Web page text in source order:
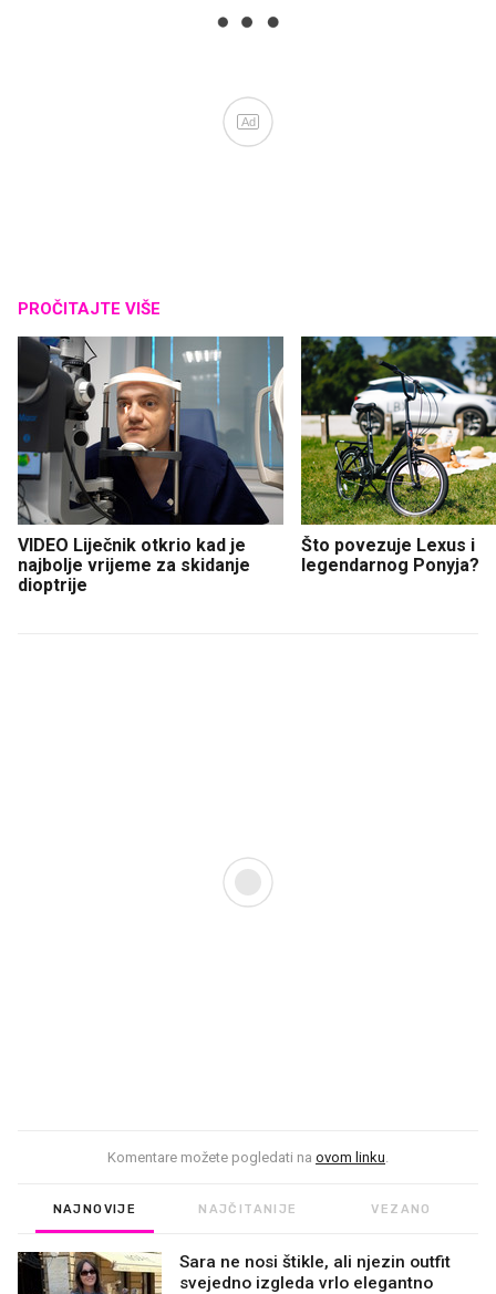
Ad
PROČITAJTE VIŠE
VIDEO Liječnik otkrio kad je
najbolje vrijeme za skidanje
dioptrije
Što povezuje Lexus i
legendarnog Ponyja?
Komentare možete pogledati na ovom linku.
NAJNOVIJE NAJČITANIJE VEZANO
Sara ne nosi štikle, ali njezin outfit
svejedno izgleda vrlo elegantno